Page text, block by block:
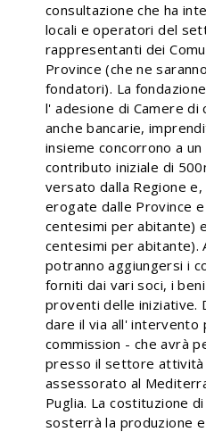
consultazione che ha
locali e operatori del
rappresentanti dei
Province (che ne
fondatori). La
l' adesione di Camere di
anche bancarie,
insieme concorrono a
contributo iniziale di
versato dalla Regione
erogate dalle Province
centesimi per abitante)
centesimi per abitante).
potranno aggiungersi i
forniti dai vari soci, i
proventi delle iniziative.
dare il via all' intervento
commission - che avrà
presso il settore attività
assessorato al
Puglia. La costituzione
sosterrà la produzione